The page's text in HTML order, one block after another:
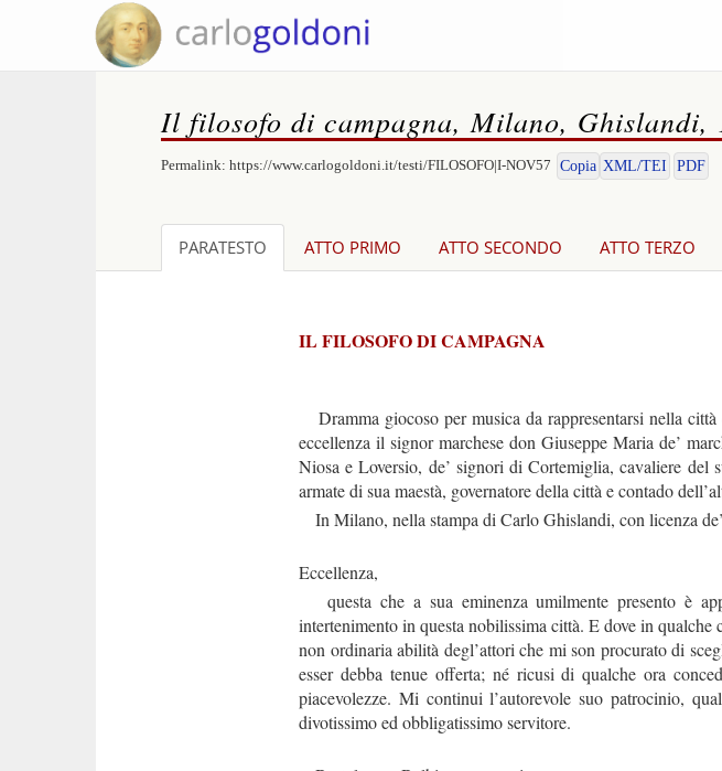
Il filosofo di campagna, Milano, Ghislandi,
Permalink: https://www.carlogoldoni.it/testi/FILOSOFO|I-NOV57 Copia XML/TEI PDF
PARATESTO ATTO PRIMO ATTO SECONDO ATTO TERZO
IL FILOSOFO DI CAMPAGNA
Dramma giocoso per musica da rappresentarsi nella
eccellenza il signor marchese don Giuseppe Maria de’
Niosa e Loversio, de’ signori di Cortemiglia, cavaliere del
armate di sua maestà, governatore della città e contado
In Milano, nella stampa di Carlo Ghislandi, con licenza
Eccellenza,
questa che a sua eminenza umilmente presento è
intertenimento in questa nobilissima città. E dove in qualche
non ordinaria abilità degl’attori che mi son procurato di
esser debba tenue offerta; né ricusi di qualche ora
piacevolezze. Mi continui l’autorevole suo patrocinio,
divotissimo ed obbligatissimo servitore.